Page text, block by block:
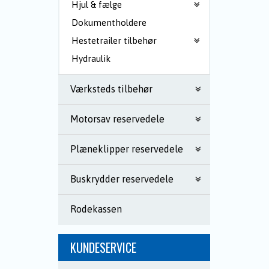
Hjul & fælge
Dokumentholdere
Hestetrailer tilbehør
Hydraulik
Værksteds tilbehør
Motorsav reservedele
Plæneklipper reservedele
Buskrydder reservedele
Rodekassen
KUNDESERVICE